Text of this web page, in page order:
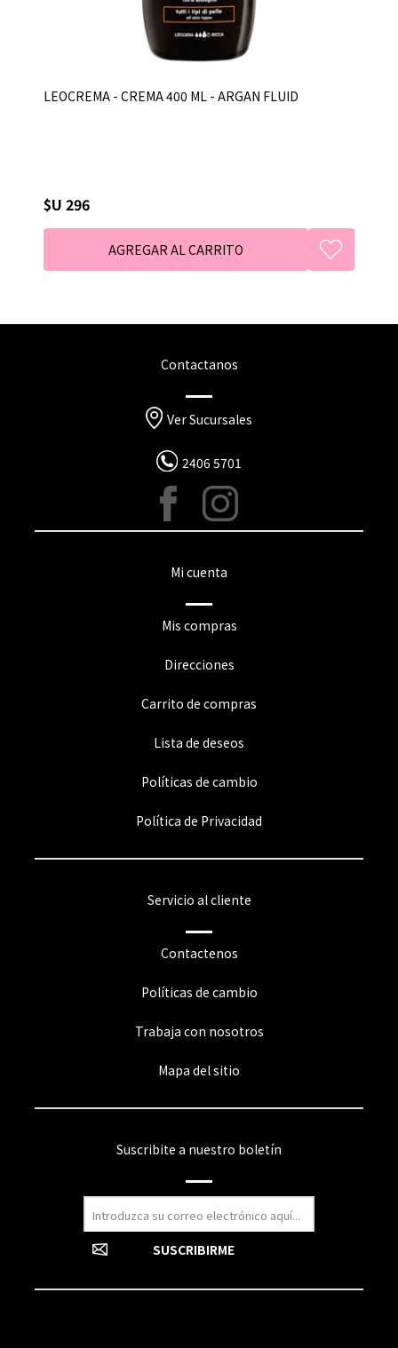
LEOCREMA - CREMA 400 ML - ARGAN FLUID
$U 296
Contactanos
Ver Sucursales
2406 5701
Mi cuenta
Mis compras
Direcciones
Carrito de compras
Lista de deseos
Políticas de cambio
Política de Privacidad
Servicio al cliente
Contactenos
Políticas de cambio
Trabaja con nosotros
Mapa del sitio
Suscribite a nuestro boletín